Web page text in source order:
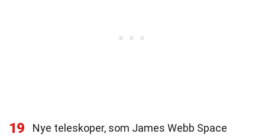
19
Nye teleskoper, som James Webb Space